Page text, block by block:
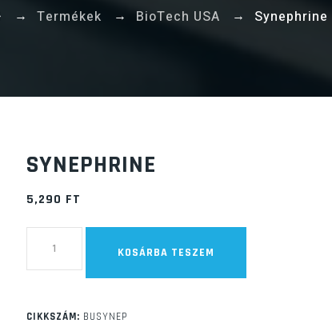
→ Termékek → BioTech USA → Synephrine
SYNEPHRINE
5,290 FT
KOSÁRBA TESZEM
CIKKSZÁM: BUSYNEP